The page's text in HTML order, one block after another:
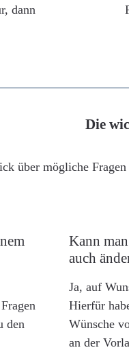
dann
Die
über mögliche
den
Kann
auch
Ja, auf
Hierfür
Wünsche
an der